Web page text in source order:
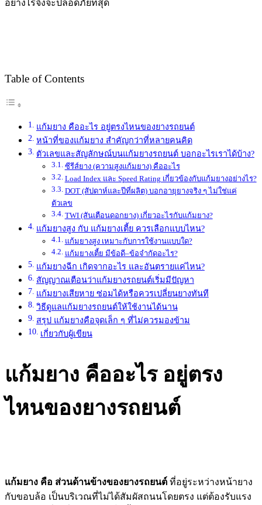
อย่างไรจึงจะปลอดภัยที่สุด
Table of Contents
แก้มยาง คืออะไร อยู่ตรงไหนของยางรถยนต์
หน้าที่ของแก้มยาง สำคัญกว่าที่หลายคนคิด
ตัวเลขและสัญลักษณ์บนแก้มยางรถยนต์ บอกอะไรเราได้บ้าง?
ซีรีส์ยาง (ความสูงแก้มยาง) คืออะไร
Load Index และ Speed Rating เกี่ยวข้องกับแก้มยางอย่างไร?
DOT (สัปดาห์และปีที่ผลิต) บอกอายุยางจริง ๆ ไม่ใช่แค่
ตัวเลข
TWI (สันเตือนดอกยาง) เกี่ยวอะไรกับแก้มยาง?
แก้มยางสูง กับ แก้มยางเตี้ย ควรเลือกแบบไหน?
แก้มยางสูง เหมาะกับการใช้งานแบบใด?
แก้มยางเตี้ย มีข้อดี–ข้อจำกัดอะไร?
แก้มยางฉีก เกิดจากอะไร และอันตรายแค่ไหน?
สัญญาณเตือนว่าแก้มยางรถยนต์เริ่มมีปัญหา
แก้มยางเสียหาย ซ่อมได้หรือควรเปลี่ยนยางทันที
วิธีดูแลแก้มยางรถยนต์ให้ใช้งานได้นาน
สรุป แก้มยางคือจุดเล็ก ๆ ที่ไม่ควรมองข้าม
เกี่ยวกับผู้เขียน
แก้มยาง คืออะไร อยู่ตรง
ไหนของยางรถยนต์
แก้มยาง คือ ส่วนด้านข้างของยางรถยนต์ ที่อยู่ระหว่างหน้ายาง
กับขอบล้อ เป็นบริเวณที่ไม่ได้สัมผัสถนนโดยตรง แต่ต้องรับแรง